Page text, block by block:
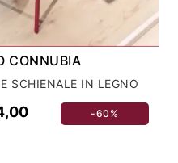
CONNUBIA
SCHIENALE IN LEGNO
-60%